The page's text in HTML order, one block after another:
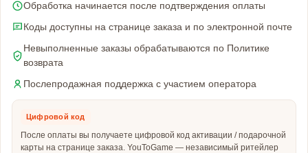
Обработка начинается после подтверждения оплаты
Коды доступны на странице заказа и по электронной почте
Невыполненные заказы обрабатываются по Политике
возврата
Послепродажная поддержка с участием оператора
Цифровой код
После оплаты вы получаете цифровой код активации / подарочной
карты на странице заказа. YouToGame — независимый ритейлер